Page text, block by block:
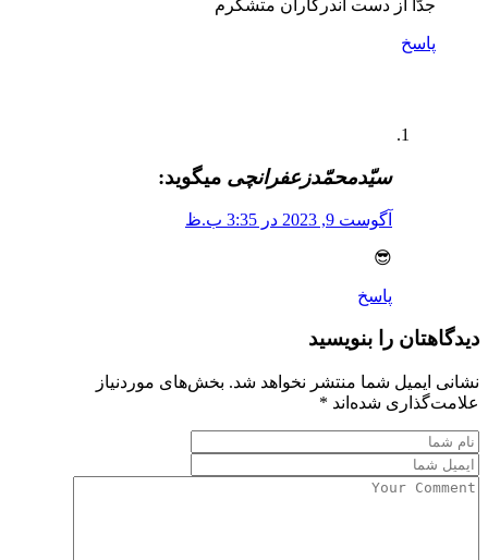
جدّاً از دست اندرکاران متشکّرم
پاسخ
سیّدمحمّدزعفرانچی میگوید:
آگوست 9, 2023 در 3:35 ب.ظ
😎
پاسخ
دیدگاهتان را بنویسید
نشانی ایمیل شما منتشر نخواهد شد. بخش‌های موردنیاز
علامت‌گذاری شده‌اند *